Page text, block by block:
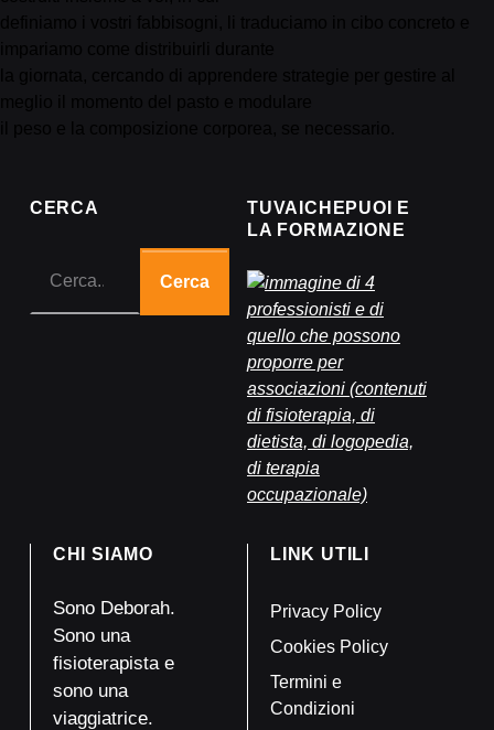
CERCA
Cerca:
TUVAICHEPUOI E
LA FORMAZIONE
CHI SIAMO
Sono Deborah.
Sono una
fisioterapista e
sono una
viaggiatrice.
LINK UTILI
Privacy Policy
Cookies Policy
Termini e
Condizioni